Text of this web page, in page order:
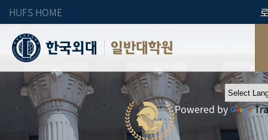
HUFS HOME
일반대학원
Powered by